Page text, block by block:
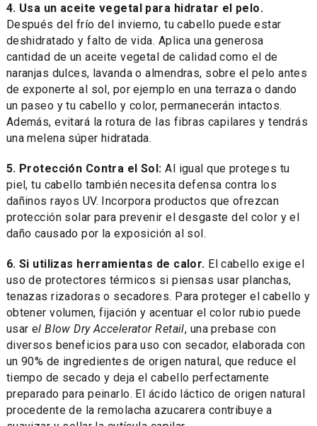
4. Usa un aceite vegetal para hidratar el pelo.
Después del frío del invierno, tu cabello puede estar
deshidratado y falto de vida. Aplica una generosa
cantidad de un aceite vegetal de calidad como el de
naranjas dulces, lavanda o almendras, sobre el pelo antes
de exponerte al sol, por ejemplo en una terraza o dando
un paseo y tu cabello y color, permanecerán intactos.
Además, evitará la rotura de las fibras capilares y tendrás
una melena súper hidratada.
5. Protección Contra el Sol:Al igual que proteges tu
piel, tu cabello también necesita defensa contra los
dañinos rayos UV. Incorpora productos que ofrezcan
protección solar para prevenir el desgaste del color y el
daño causado por la exposición al sol.
6. Si utilizas herramientas de calor. El cabello exige el
uso de protectores térmicos si piensas usar planchas,
tenazas rizadoras o secadores. Para proteger el cabello y
obtener volumen, fijación y acentuar el color rubio puede
usar el Blow Dry Accelerator Retail, una prebase con
diversos beneficios para uso con secador, elaborada con
un 90% de ingredientes de origen natural, que reduce el
tiempo de secado y deja el cabello perfectamente
preparado para peinarlo. El ácido láctico de origen natural
procedente de la remolacha azucarera contribuye a